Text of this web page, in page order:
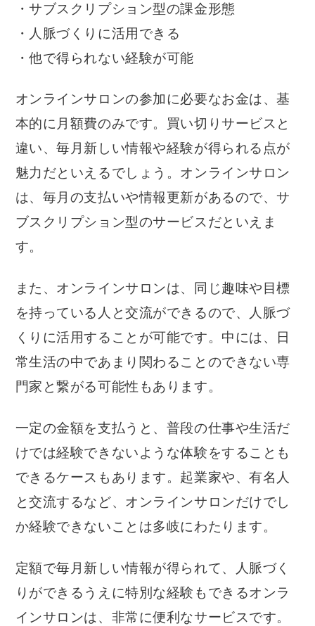
・サブスクリプション型の課金形態
・人脈づくりに活用できる
・他で得られない経験が可能
オンラインサロンの参加に必要なお金は、基
本的に月額費のみです。買い切りサービスと
違い、毎月新しい情報や経験が得られる点が
魅力だといえるでしょう。オンラインサロン
は、毎月の支払いや情報更新があるので、サ
ブスクリプション型のサービスだといえま
す。
また、オンラインサロンは、同じ趣味や目標
を持っている人と交流ができるので、人脈づ
くりに活用することが可能です。中には、日
常生活の中であまり関わることのできない専
門家と繋がる可能性もあります。
一定の金額を支払うと、普段の仕事や生活だ
けでは経験できないような体験をすることも
できるケースもあります。起業家や、有名人
と交流するなど、オンラインサロンだけでし
か経験できないことは多岐にわたります。
定額で毎月新しい情報が得られて、人脈づく
りができるうえに特別な経験もできるオンラ
インサロンは、非常に便利なサービスです。